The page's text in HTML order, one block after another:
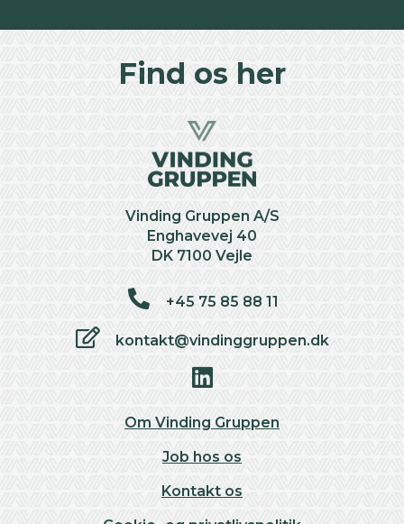
Find os her
Vinding Gruppen A/S
Enghavevej 40
DK 7100 Vejle
+45 75 85 88 11
kontakt@vindinggruppen.dk
Om Vinding Gruppen
Job hos os
Kontakt os